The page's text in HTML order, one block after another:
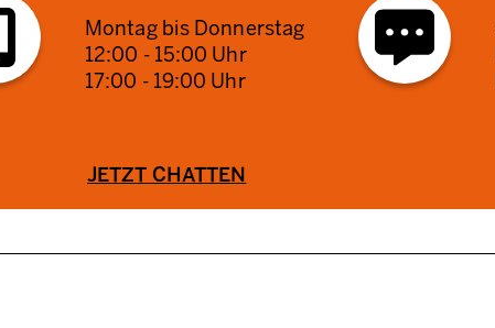
Montag bis Donnerstag
12:00 - 15:00 Uhr
17:00 - 19:00 Uhr
JETZT CHATTEN